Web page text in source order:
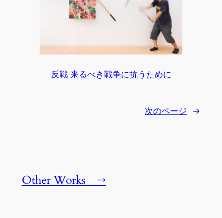
反戦 来るべき戦争に抗うために
次のページ →
Other Works →